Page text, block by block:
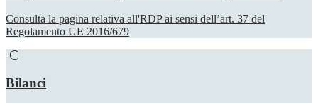
Consulta la pagina relativa all'RDP ai sensi dell’art. 37 del
Regolamento UE 2016/679
Bilanci